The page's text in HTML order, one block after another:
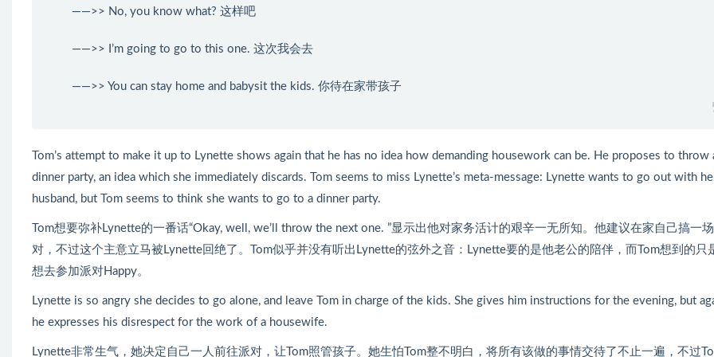
——>> No, you know what? 这样吧
——>> I’m going to go to this one. 这次我会去
——>> You can stay home and babysit the kids. 你待在家带孩子
Tom’s attempt to make it up to Lynette shows again that he has no idea how demanding housework can be. He proposes to throw
dinner party, an idea which she immediately discards. Tom seems to miss Lynette’s meta-message: Lynette wants to go out with
husband, but Tom seems to think she wants to go to a dinner party.
Tom想要弥补Lynette的一番话“Okay, well, we’ll throw the next one. ”显示出他对家务活计的艰辛一无所知。他建议在家自己搞一
对，不过这个主意立马被Lynette回绝了。Tom似乎并没有听出Lynette的弦外之音：Lynette要的是他老公的陪伴，而Tom想到的只
想去参加派对Happy。
Lynette is so angry she decides to go alone, and leave Tom in charge of the kids. She gives him instructions for the evening, but
he expresses his disrespect for the work of a housewife.
Lynette非常生气，她决定自己一人前往派对，让Tom照管孩子。她生怕Tom整不明白，将所有该做的事情交待了不止一遍，不过